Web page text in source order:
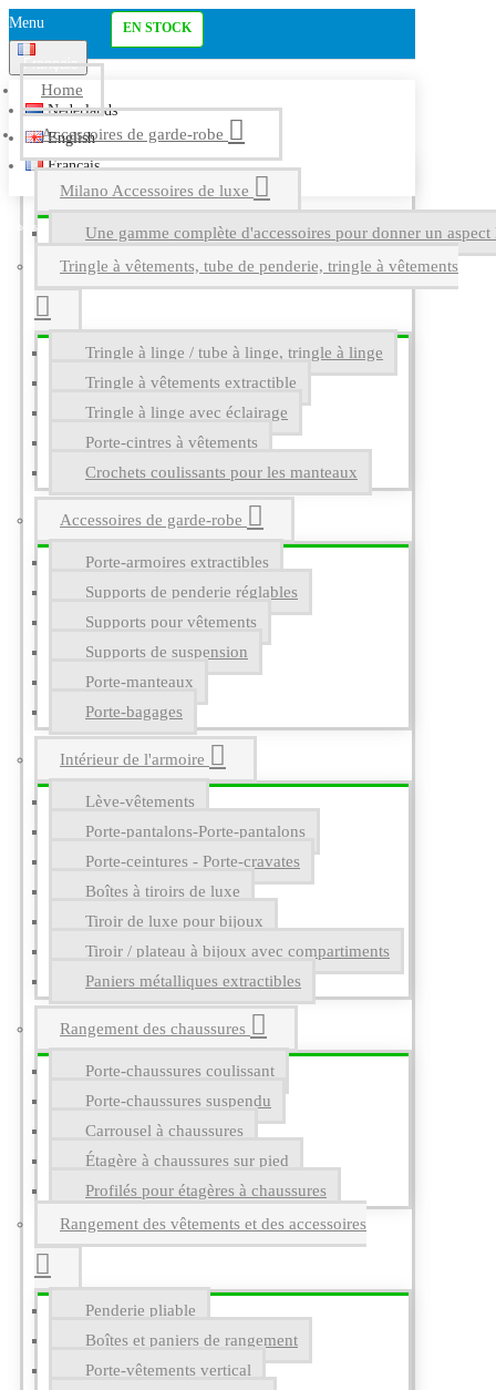
Menu
Français
Nederlands
English
Français
Home
Accessoires de garde-robe
Milano Accessoires de luxe
Une gamme complète d'accessoires pour donner un
Tringle à vêtements, tube de penderie, tringle à vêtements
Tringle à linge / tube à linge, tringle à linge
Tringle à vêtements extractible
Tringle à linge avec éclairage
Porte-cintres à vêtements
Crochets coulissants pour les manteaux
Accessoires de garde-robe
Porte-armoires extractibles
Supports de penderie réglables
Supports pour vêtements
Supports de suspension
Porte-manteaux
Porte-bagages
Intérieur de l'armoire
Lève-vêtements
Porte-pantalons-Porte-pantalons
Porte-ceintures - Porte-cravates
Boîtes à tiroirs de luxe
Tiroir de luxe pour bijoux
Tiroir / plateau à bijoux avec compartiments
Paniers métalliques extractibles
Rangement des chaussures
Porte-chaussures coulissant
Porte-chaussures suspendu
Carrousel à chaussures
Étagère à chaussures sur pied
Profilés pour étagères à chaussures
Rangement des vêtements et des accessoires
Penderie pliable
Boîtes et paniers de rangement
Porte-vêtements vertical
EN STOCK